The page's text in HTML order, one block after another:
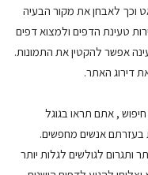
וכך לאבחן את מקור הבעיה
טעינת הדפים ולמצוא דפים
אפשר להקטין את התמונות.
דירוג האתר.
, אתם תראו בגוגל
בעזרתם אנשים מחפשים.
ותגרום לגולשים לגלות יותר